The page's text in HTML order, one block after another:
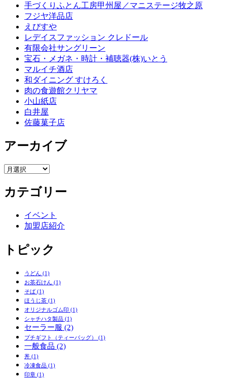
手づくりふとん工房甲州屋／マニステージ牧之原
フジヤ洋品店
えびすや
レデイスファッション クレドール
有限会社サングリーン
宝石・メガネ・時計・補聴器(株)いとう
マルイチ酒店
和ダイニング すけろく
肉の食遊館クリヤマ
小山紙店
白井屋
佐藤菓子店
アーカイブ
ア
カ
イ
カテゴリー
イベント
加盟店紹介
トピック
うどん (1)
お茶石けん (1)
そば (1)
ほうじ茶 (1)
オリジナルゴム印 (1)
シャチハタ製品 (1)
セーラー服 (2)
プチギフト（ティーバッグ） (1)
一般食品 (2)
丼 (1)
冷凍食品 (1)
印章 (1)